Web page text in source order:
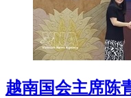
越南国会主席陈